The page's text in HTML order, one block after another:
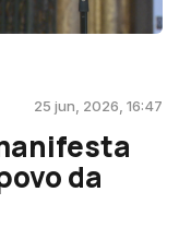
25 jun, 2026, 16:47
da